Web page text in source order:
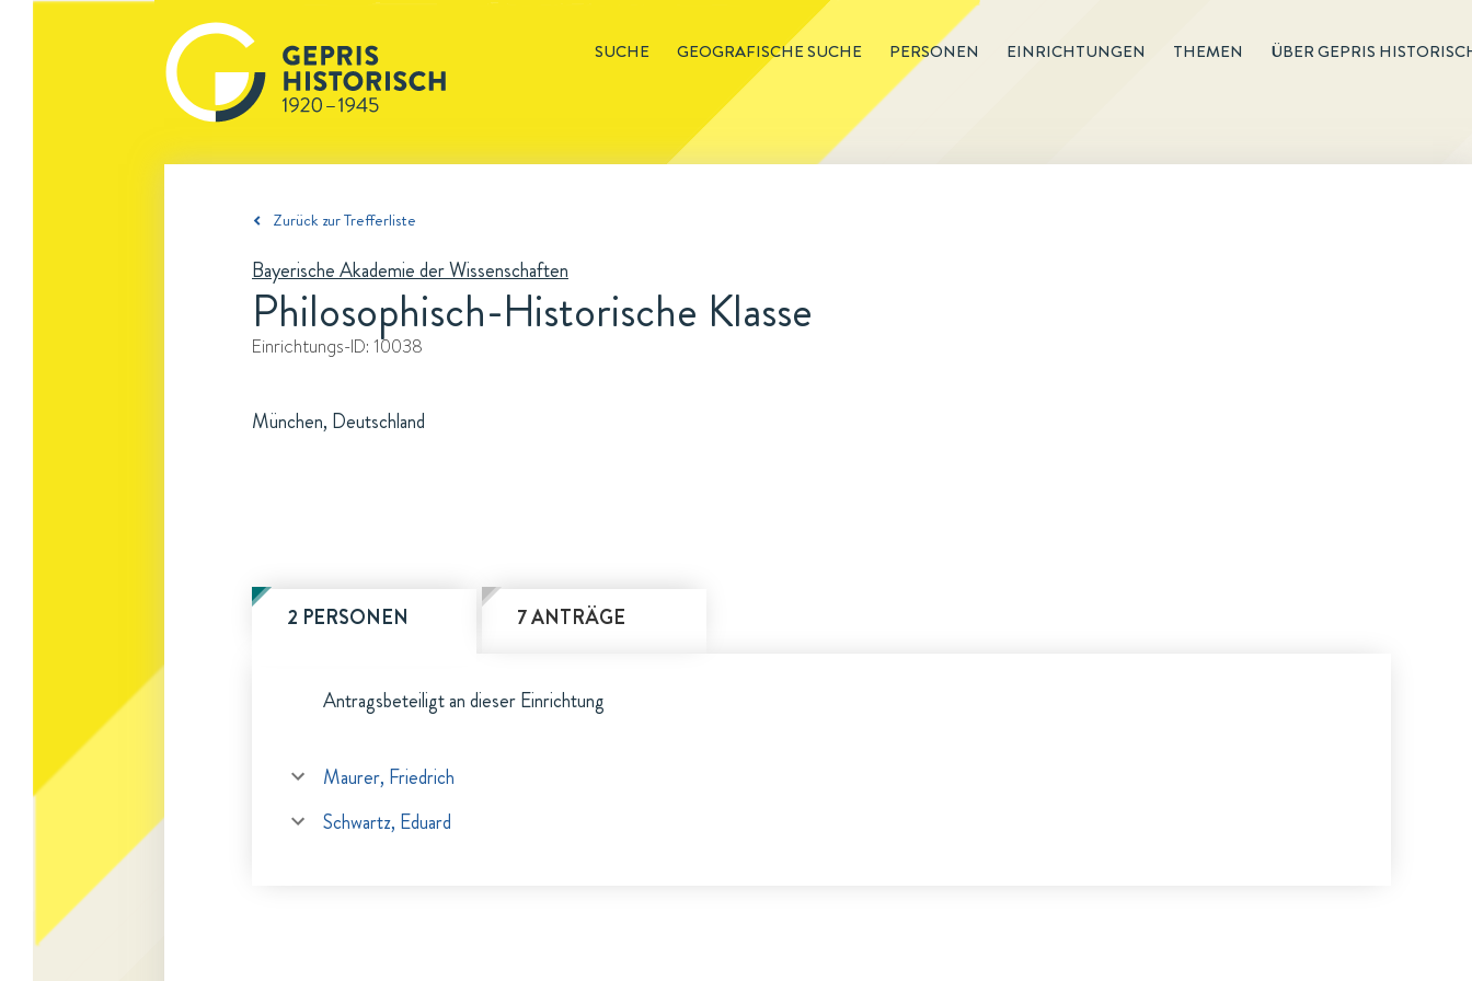
SUCHE GEOGRAFISCHE SUCHE PERSONEN EINRICHTUNGEN THEMEN ÜBER GEPRIS
Zurück zur Trefferliste
Bayerische Akademie der Wissenschaften
Philosophisch-Historische Klasse
Einrichtungs-ID: 10038
München, Deutschland
2 PERSONEN 7 ANTRÄGE
Antragsbeteiligt an dieser Einrichtung
Maurer, Friedrich
Schwartz, Eduard